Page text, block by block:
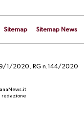
Sitemap Sitemap News
1/2020, RG n.144/2020
redazione